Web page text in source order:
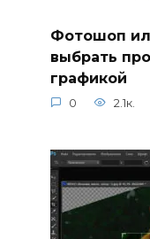
Фотошоп
выбрать
графикой
0 2.1к.